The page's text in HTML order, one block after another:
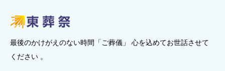
最後のかけがえのない時間「ご葬儀」 心を込めてお世話させて
ください 。